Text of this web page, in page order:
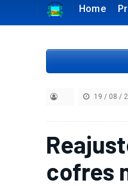
Home
19 / 08 /
cofres